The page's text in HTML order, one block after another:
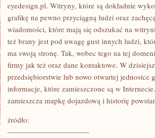
eyedesign.pl. Witryny, które są dokładnie
grafikę na pewno przyciągną ludzi oraz
wiadomości, które mają się odszukać na
też brany jest pod uwagę gust innych ludzi,
ma swoją stronę. Tak, wobec tego na tej
firmy jak też oraz dane kontaktowe. W
przedsiębiorstwie lub nowo otwartej jednostce
informacje, które zamieszczone są w
zamieszcza mapkę dojazdową i historię
źródło:
———————————